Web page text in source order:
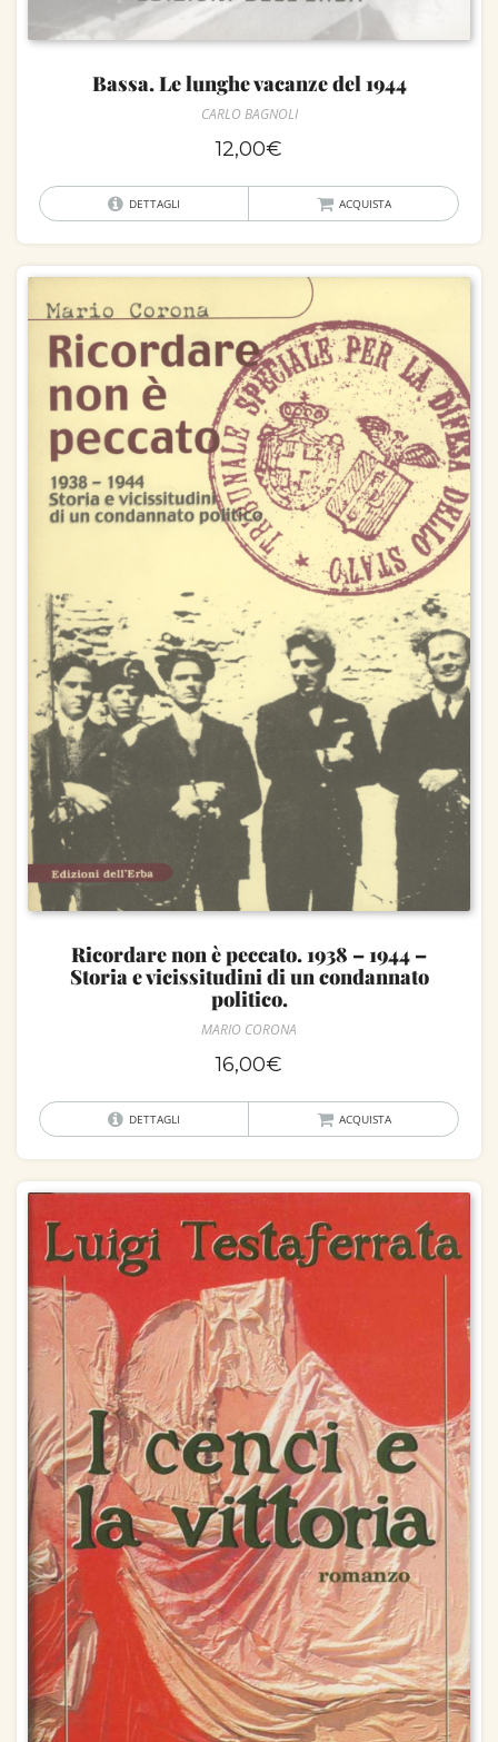
Bassa. Le lunghe vacanze del 1944
CARLO BAGNOLI
12,00€
DETTAGLI ACQUISTA
Ricordare non è peccato. 1938 – 1944 –
Storia e vicissitudini di un condannato
politico.
MARIO CORONA
16,00€
DETTAGLI ACQUISTA